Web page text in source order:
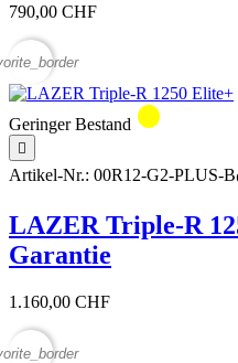
790,00 CHF
Geringer Bestand circle

Artikel-Nr.: 00R12-G2-PLUS-B
LAZER Triple-R
Garantie
1.160,00 CHF